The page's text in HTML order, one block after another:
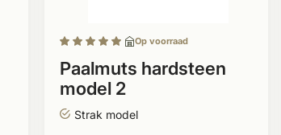
Op voorraad
Paalmuts hardsteen
model 2
Strak model